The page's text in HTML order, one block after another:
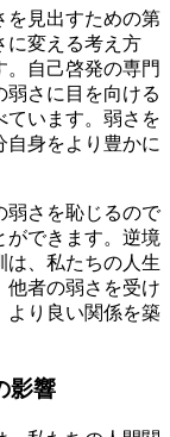
を見出すための第
に変える考え方
。自己啓発の専門
弱さに目を向ける
ています。弱さを
自身をより豊かに
弱さを恥じるので
ができます。逆境
は、私たちの人生
他者の弱さを受け
より良い関係を築
影響